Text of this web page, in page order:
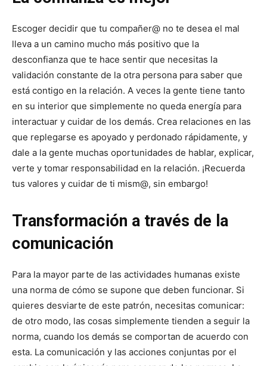
Escoger decidir que tu compañer@ no te desea el mal
lleva a un camino mucho más positivo que la
desconfianza que te hace sentir que necesitas la
validación constante de la otra persona para saber que
está contigo en la relación. A veces la gente tiene tanto
en su interior que simplemente no queda energía para
interactuar y cuidar de los demás. Crea relaciones en las
que replegarse es apoyado y perdonado rápidamente, y
dale a la gente muchas oportunidades de hablar, explicar,
verte y tomar responsabilidad en la relación. ¡Recuerda
tus valores y cuidar de ti mism@, sin embargo!
Transformación a través de la
comunicación
Para la mayor parte de las actividades humanas existe
una norma de cómo se supone que deben funcionar. Si
quieres desviarte de este patrón, necesitas comunicar:
de otro modo, las cosas simplemente tienden a seguir la
norma, cuando los demás se comportan de acuerdo con
esta. La comunicación y las acciones conjuntas por el